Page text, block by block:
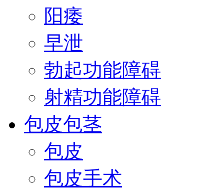
阳痿
早泄
勃起功能障碍
射精功能障碍
包皮包茎
包皮
包皮手术